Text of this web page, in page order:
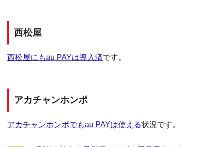
西松屋
西松屋にもau PAYは導入済です。
アカチャンホンポ
アカチャンホンポでもau PAYは使える状況です。